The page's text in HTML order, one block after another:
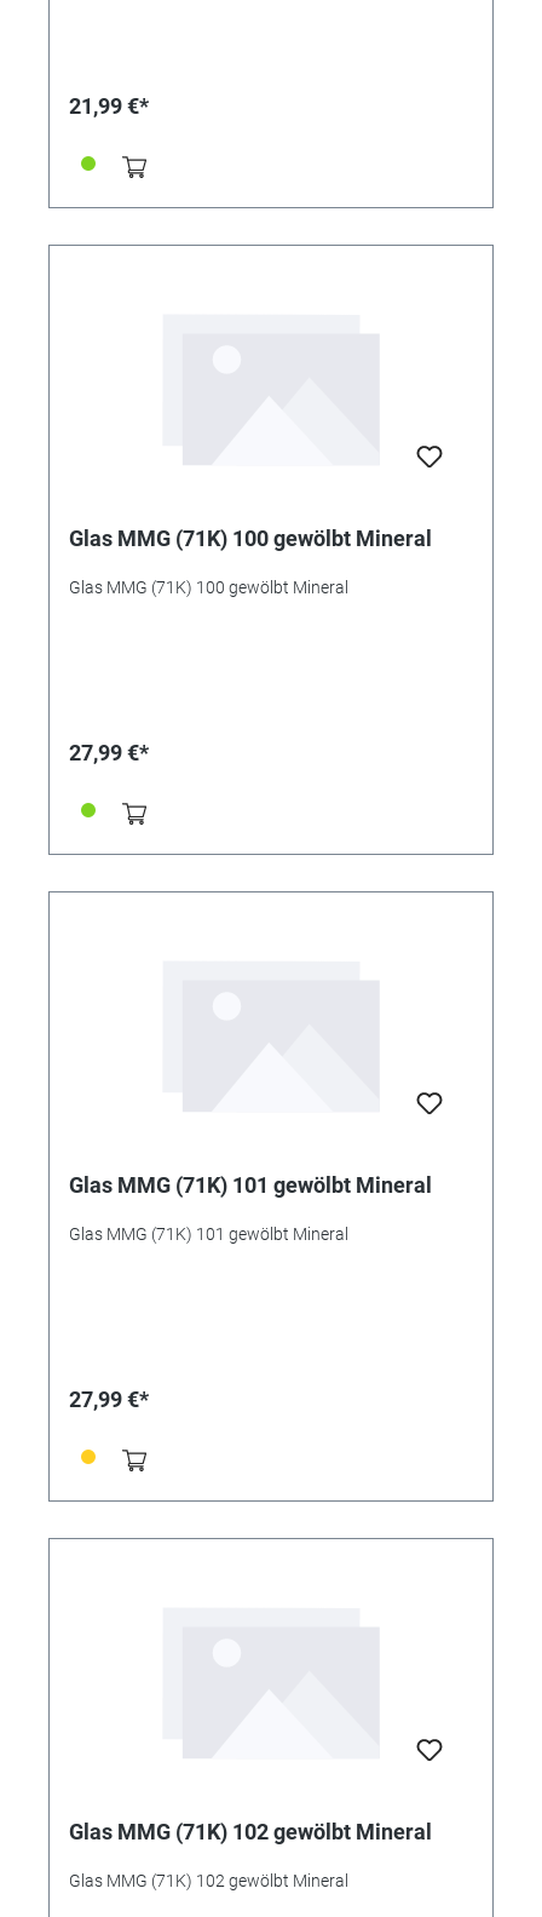
21,99 €*
Glas MMG (71K) 100 gewölbt Mineral
Glas MMG (71K) 100 gewölbt Mineral
27,99 €*
Glas MMG (71K) 101 gewölbt Mineral
Glas MMG (71K) 101 gewölbt Mineral
27,99 €*
Glas MMG (71K) 102 gewölbt Mineral
Glas MMG (71K) 102 gewölbt Mineral